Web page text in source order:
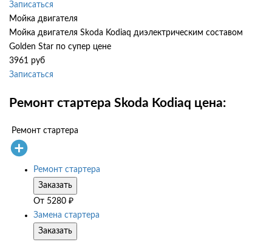
Записаться
Мойка двигателя
Мойка двигателя Skoda Kodiaq диэлектрическим составом
Golden Star по супер цене
3961 руб
Записаться
Ремонт стартера Skoda Kodiaq цена:
Ремонт стартера
Ремонт стартера
Заказать
От 5280 ₽
Замена стартера
Заказать